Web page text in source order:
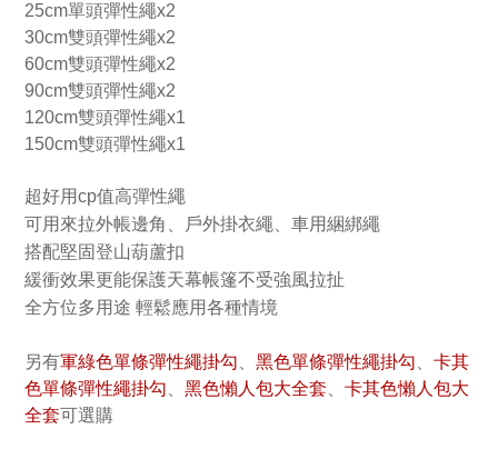
25cm單頭彈性繩x2
30cm雙頭彈性繩x2
60cm雙頭彈性繩x2
90cm雙頭彈性繩x2
120cm雙頭彈性繩x1
150cm雙頭彈性繩x1
超好用cp值高彈性繩
可用來拉外帳邊角、
戶外掛衣繩、車用綑綁繩
搭配堅固登山葫蘆扣
緩衝效果更能保護天幕帳篷不受強風拉扯
全方位多用途 輕鬆應用各種情境
另有軍綠色單條彈性繩掛勾 黑色單條彈性繩掛勾
卡其
色單條彈性繩掛勾
黑色懶人包大全套
卡其色懶人包大
全套可選購